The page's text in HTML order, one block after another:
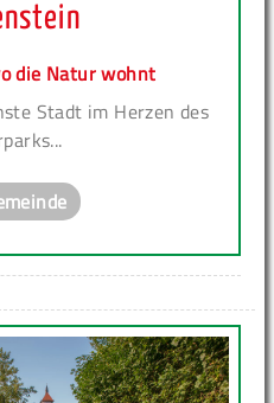
die Natur wohnt
Stadt im Herzen des